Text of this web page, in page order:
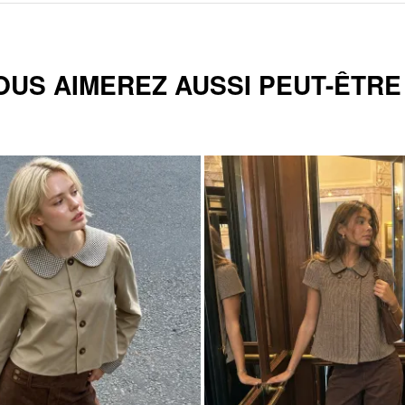
AIMEREZ AUSSI PEUT-